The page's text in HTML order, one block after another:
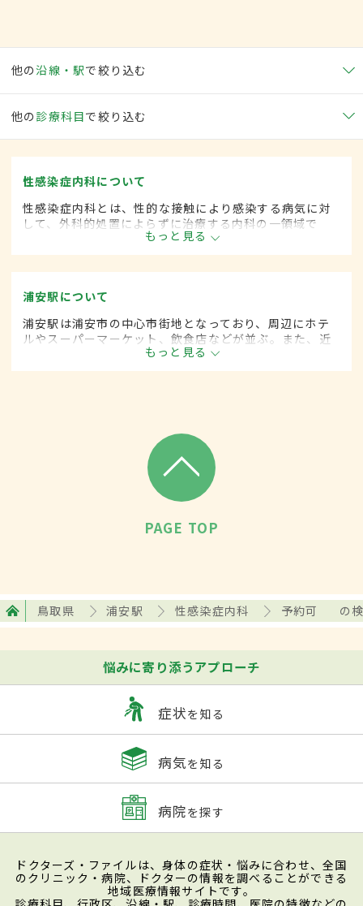
他の沿線・駅で絞り込む
他の 診療科目で絞り込む
性感染症内科について
性感染症内科とは、性的な接触により感染する病気に対
して、外科的処置によらずに治療する内科の一領域で
す。平成20年4月の制度改正前は、性感染症科と呼ばれ
ていました。
もっと見る
浦安駅について
浦安駅は浦安市の中心市街地となっており、周辺にホテ
ルやスーパーマーケット、飲食店などが並ぶ。また、近
くに人気リゾート施設のある駅としても知られ、直通の
バスが出ている。1日の平均乗降者数は約7万8000人。
もっと見る
PAGE TOP
鳥取県 浦安駅 性感染症内科 予約可 の
悩みに寄り添うアプローチ
症状を知る
病気を知る
病院を探す
ドクターズ・ファイルは、身体の症状・悩みに合わせ、全国
のクリニック・病院、ドクターの情報を調べることができる
地域医療情報サイトです。